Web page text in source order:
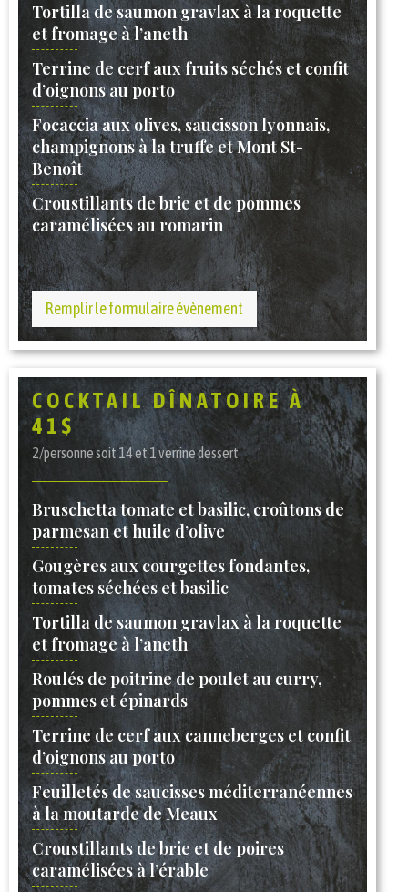
Tortilla de saumon gravlax à la roquette
et fromage à l’aneth
Terrine de cerf aux fruits séchés et confit
d’oignons au porto
Focaccia aux olives, saucisson lyonnais,
champignons à la truffe et Mont St-
Benoît
Croustillants de brie et de pommes
caramélisées au romarin
Remplir le formulaire évènement
COCKTAIL DÎNATOIRE À
41$
2/personne soit 14 et 1 verrine dessert
Bruschetta tomate et basilic, croûtons de
parmesan et huile d’olive
Gougères aux courgettes fondantes,
tomates séchées et basilic
Tortilla de saumon gravlax à la roquette
et fromage à l’aneth
Roulés de poitrine de poulet au curry,
pommes et épinards
Terrine de cerf aux canneberges et confit
d’oignons au porto
Feuilletés de saucisses méditerranéennes
à la moutarde de Meaux
Croustillants de brie et de poires
caramélisées à l’érable